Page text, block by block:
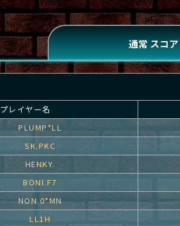
プレイヤー名
PLUMP*LL
SK.PKC
HENKY.
BONI.F7
NON.0*MN
LL1H